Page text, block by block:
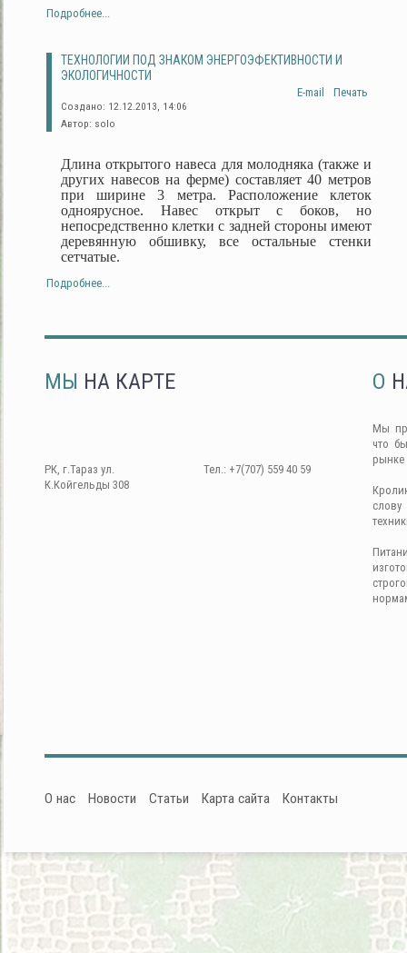
Подробнее...
ТЕХНОЛОГИИ ПОД ЗНАКОМ ЭНЕРГОЭФЕКТИВНОСТИ И
ЭКОЛОГИЧНОСТИ
Печать
E-mail
Создано: 12.12.2013, 14:06
Автор: solo
Длина открытого навеса для молодняка (также и
других навесов на ферме) составляет 40 метров
при ширине 3 метра. Расположение клеток
одноярусное. Навес открыт с боков, но
непосредственно клетки с задней стороны имеют
деревянную обшивку, все остальные стенки
сетчатые.
Подробнее...
МЫ НА КАРТЕ
РК, г.Тараз ул.
К.Койгельды 308
Тел.: +7(707) 559 40 59
О
Мы
что
рынке
О нас Новости Статьи Карта сайта Контакты